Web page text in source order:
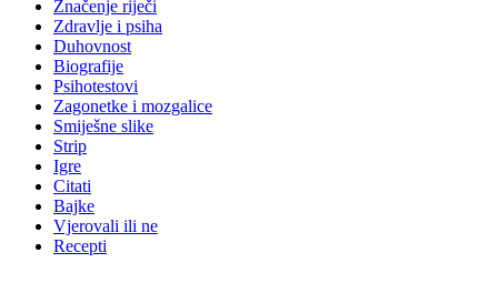
Značenje riječi
Zdravlje i psiha
Duhovnost
Biografije
Psihotestovi
Zagonetke i mozgalice
Smiješne slike
Strip
Igre
Citati
Bajke
Vjerovali ili ne
Recepti